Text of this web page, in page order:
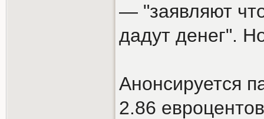
— "заявляют
дадут денег".
Анонсируется
2.86